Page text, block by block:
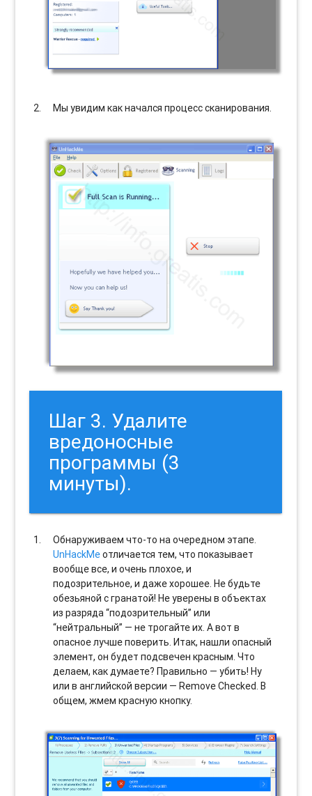
Мы увидим как начался процесс сканирования.
Шаг 3. Удалите
вредоносные
программы (3
минуты).
Обнаруживаем что-то на очередном этапе.
UnHackMeотличается тем, что показывает
вообще все, и очень плохое, и
подозрительное, и даже хорошее. Не будьте
обезьяной с гранатой! Не уверены в объектах
из разряда “подозрительный” или
“нейтральный” — не трогайте их. А вот в
опасное лучше поверить. Итак, нашли опасный
элемент, он будет подсвечен красным. Что
делаем, как думаете? Правильно — убить! Ну
или в английской версии — Remove Checked. В
общем, жмем красную кнопку.